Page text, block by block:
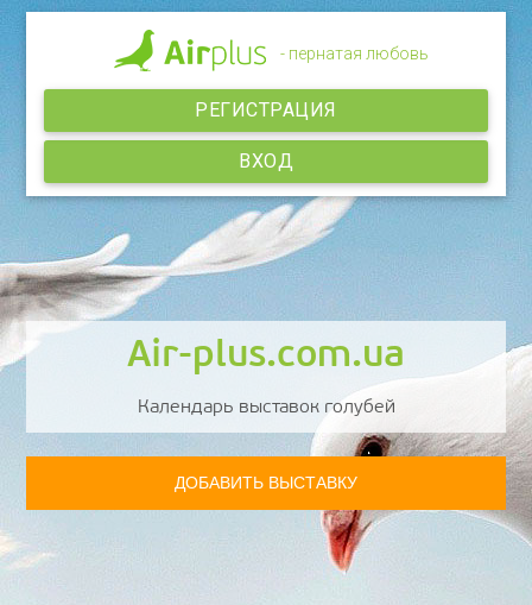
- пернатая любовь
ВХОД
РЕГИСТРАЦИЯ
Air-plus.com.ua
Календарь выставок голубей
ДОБАВИТЬ ВЫСТАВКУ